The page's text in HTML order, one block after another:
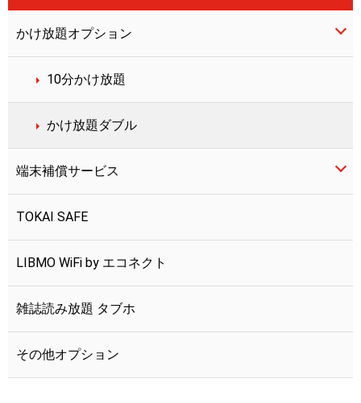
かけ放題オプション
10分かけ放題
かけ放題ダブル
端末補償サービス
LIBMO端末補償
つながる端末保証
TOKAI SAFE
LIBMO WiFi by エコネクト
雑誌読み放題 タブホ
その他オプション